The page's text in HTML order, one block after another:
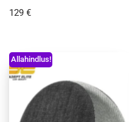
129 €
Allahindlus!